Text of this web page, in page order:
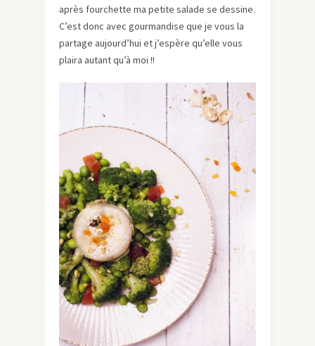
après fourchette ma petite salade se dessine.
C’est donc avec gourmandise que je vous la
partage aujourd’hui et j’espère qu’elle vous
plaira autant qu’à moi !!